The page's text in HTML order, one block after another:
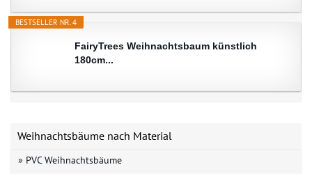
BESTSELLER NR. 4
FairyTrees Weihnachtsbaum künstlich
180cm...
Weihnachtsbäume nach Material
» PVC Weihnachtsbäume